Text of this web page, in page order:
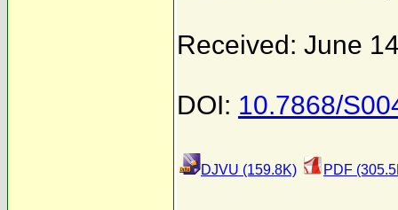
Received: June
DOI: 10.7868/
DJVU (159.8K) PDF